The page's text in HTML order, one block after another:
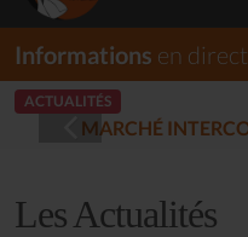
Informations en direct
ACTUALITÉS
(2025-12-17)
Les Actualités